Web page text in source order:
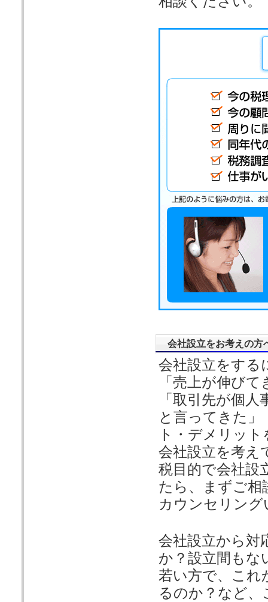
会社設立をお考えの方
会社設立をする
「売上が伸び
「取引先が個
と言ってきた
ト・デメリッ
会社設立を考え
税目的で会社設
たら、まずご相
カウンセリン
会社設立から対
か？設立間もな
若い方で、これ
るのか？など